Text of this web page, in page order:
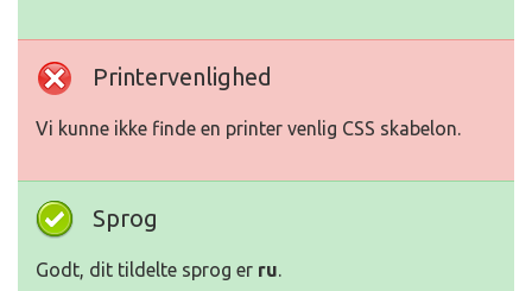
Printervenlighed
Vi kunne ikke finde en printer venlig CSS skabelon.
Sprog
Godt, dit tildelte sprog er ru.